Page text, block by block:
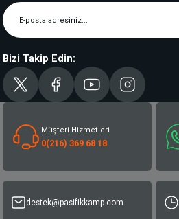
Bizi Takip Edin:
Müşteri Hizmetleri
0(216) 369 68 18
destek@pasifikkamp.com